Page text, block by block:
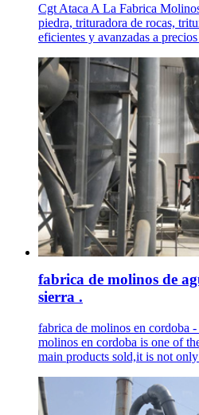
Cgt Ataca A La Fabrica
piedra, trituradora de rocas,
eficientes y avanzadas a
fabrica de molinos de
sierra .
fabrica de molinos en cordoba
molinos en cordoba is one of
main products sold,it is not